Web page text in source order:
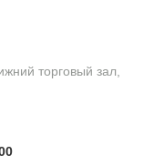
торговый зал,